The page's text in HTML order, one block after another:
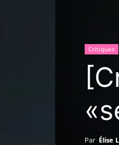
Critiques
Par Élise